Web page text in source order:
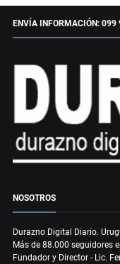
ENVÍA INFORMACIÓN: 099
NOSOTROS
Durazno Digital Diario.
Más de 88.000 seguidores
Fundador y Director - Lic.